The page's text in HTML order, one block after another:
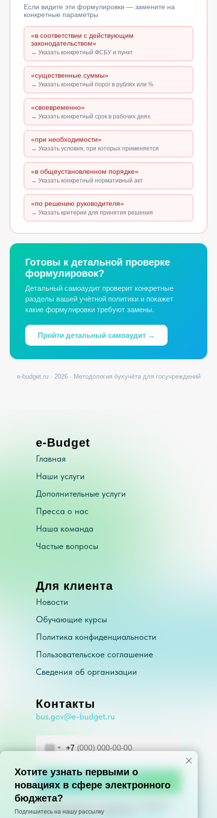
Хотите узнать первыми о
новациях в сфере электронного
бюджета?
Подпишитесь на нашу рассылку
Если видите эти формулировки — замените на
конкретные параметры
«в соответствии с действующим
законодательством»
→ Указать конкретный ФСБУ и пункт
«существенные суммы»
→ Указать конкретный порог в рублях или %
«своевременно»
→ Указать конкретный срок в рабочих днях
«при необходимости»
→ Указать условия, при которых применяется
«в общеустановленном порядке»
→ Указать конкретный нормативный акт
«по решению руководителя»
→ Указать критерии для принятия решения
Готовы к детальной проверке
формулировок?
Детальный самоаудит проверит конкретные
разделы вашей учётной политики и покажет
какие формулировки требуют замены.
Пройти детальный самоаудит →
e-budget.ru · 2026 · Методология бухучёта для госучреждений
e-Budget
Главная
Наши услуги
Дополнительные услуги
Пресса о нас
Наша команда
Частые вопросы
+7
Позвоните мне
персональных данных, защищенных
Для клиента
Новости
Обучающие курсы
Политика конфиденциальности
Пользовательское соглашение
Сведения об организации
Контакты
bus.gov@e-budget.ru